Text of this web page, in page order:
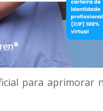
para aprimorar